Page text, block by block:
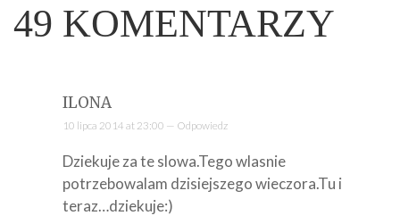
49 KOMENTARZY
ILONA
10 lipca 2014 at 23:00 — Odpowiedz
Dziekuje za te slowa.Tego wlasnie
potrzebowalam dzisiejszego wieczora.Tu i
teraz…dziekuje:)